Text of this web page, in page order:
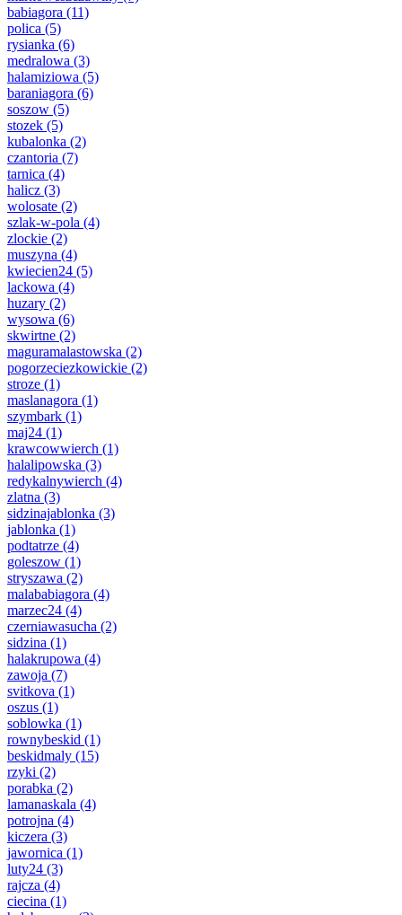
babiagora (11)
polica (5)
rysianka (6)
medralowa (3)
halamiziowa (5)
baraniagora (6)
soszow (5)
stozek (5)
kubalonka (2)
czantoria (7)
tarnica (4)
halicz (3)
wolosate (2)
szlak-w-pola (4)
zlockie (2)
muszyna (4)
kwiecien24 (5)
lackowa (4)
huzary (2)
wysowa (6)
skwirtne (2)
maguramalastowska (2)
pogorzeciezkowickie (2)
stroze (1)
maslanagora (1)
szymbark (1)
maj24 (1)
krawcowwierch (1)
halalipowska (3)
redykalnywierch (4)
zlatna (3)
sidzinajablonka (3)
jablonka (1)
podtatrze (4)
goleszow (1)
stryszawa (2)
malababiagora (4)
marzec24 (4)
czerniawasucha (2)
sidzina (1)
halakrupowa (4)
zawoja (7)
svitkova (1)
oszus (1)
soblowka (1)
rownybeskid (1)
beskidmaly (15)
rzyki (2)
porabka (2)
lamanaskala (4)
potrojna (4)
kiczera (3)
jawornica (1)
luty24 (3)
rajcza (4)
ciecina (1)